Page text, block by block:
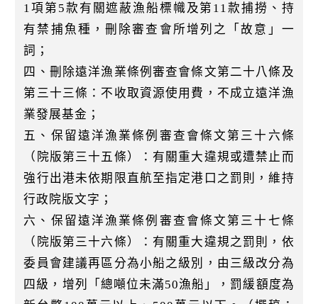
1項第5款有關遮蔽漁船標幟及第11款捕撈、持
有禁捕魚種，刪除審查會所增列之「故意」一
詞；
四、刪除遠洋漁業條例審查會條文第二十八條及
第三十三條：不收取資源使用費，不成立遠洋漁
業發展基金；
五、保留遠洋漁業條例審查會條文第三十六條
（院版第三十五條）：有關重大違規或遭禁止而
強行出港未依期限直航至指定港口之罰則，維持
行政院版文字；
六、保留遠洋漁業條例審查會條文第三十七條
（院版第三十六條）：有關重大違規之罰則，依
委員會建議再區分為小船之級別，由三級改分為
四級，增列「總噸位未滿50漁船」，罰緩額度為